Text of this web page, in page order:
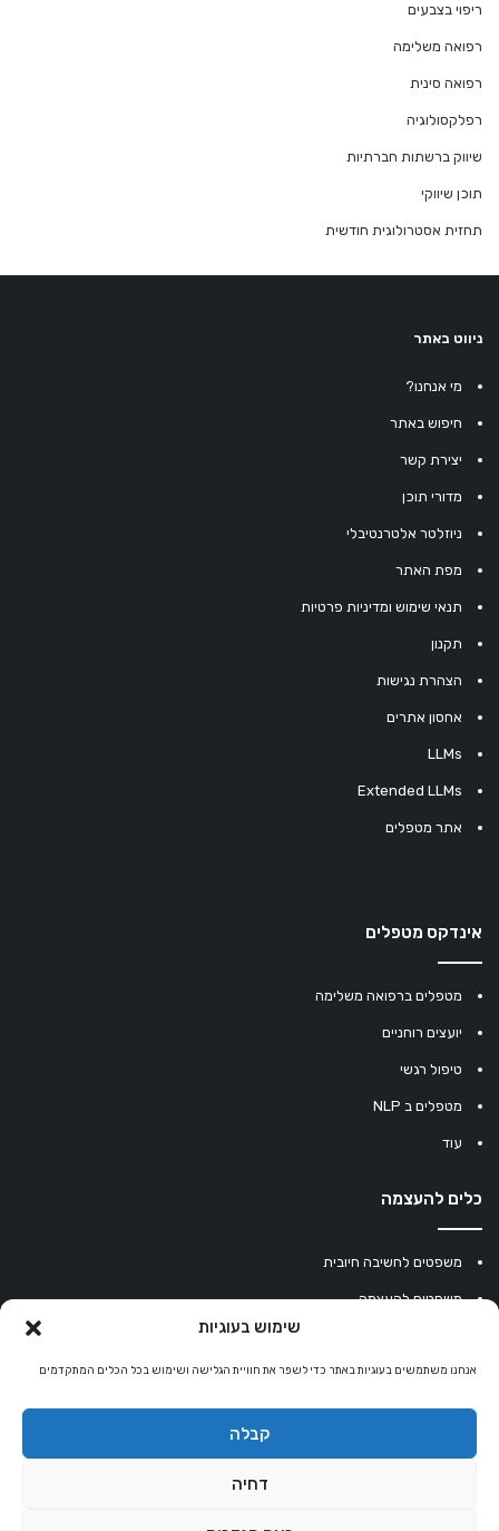
שימוש בעוגיות
אנחנו משתמשים בעוגיות באתר כדי לשפר את חוויית הגלישה ושימוש בכל הכלים המתקדמים
קבלה
דחיה
ריפוי בצבעים
רפואה משלימה
רפואה סינית
רפלקסולוגיה
שיווק ברשתות חברתיות
תוכן שיווקי
תחזית אסטרולוגית חודשית
ניווט באתר
מי אנחנו?
חיפוש באתר
יצירת קשר
מדורי תוכן
ניוזלטר אלטרנטיבלי
מפת האתר
תנאי שימוש ומדיניות פרטיות
תקנון
הצהרת נגישות
אחסון אתרים
LLMs
Extended LLMs
אתר מטפלים
אינדקס מטפלים
מטפלים ברפואה משלימה
יועצים רוחניים
טיפול רגשי
מטפלים ב NLP
עוד
כלים להעצמה
משפטים לחשיבה חיובית
משפטים להעצמה
מחשבון נומרולוגיה
קריסטלים למזלות